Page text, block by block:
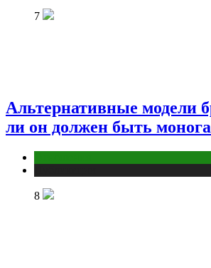
7
Альтернативные модели
ли он должен быть
8